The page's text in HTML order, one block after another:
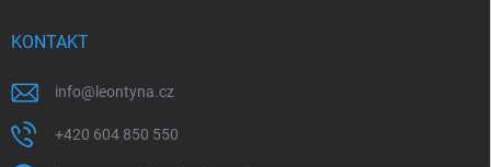
KONTAKT
info@ leontyna.cz
+420 604 850 550